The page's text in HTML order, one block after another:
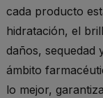
cada producto
hidratación, el
daños, sequedad
ámbito
lo mejor,